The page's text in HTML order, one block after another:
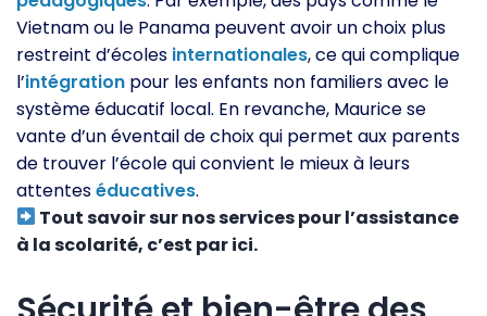
Vietnam ou le Panama peuvent avoir un choix plus
restreint d’écoles internationales, ce qui complique
l’intégration pour les enfants non familiers avec le
système éducatif local. En revanche, Maurice se
vante d’un éventail de choix qui permet aux parents
de trouver l’école qui convient le mieux à leurs
attenteséducatives.
Tout savoir sur nos services pour l’assistance
à la scolarité, c’est par ici.